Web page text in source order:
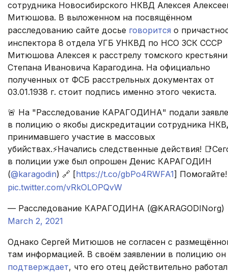
сотрудника Новосибирского НКВД Алексея
Митюшова. В выложенном на посвящённом
расследованию сайте досье говорится о
инспектора 8 отдела УГБ УНКВД по НСО ЗСК СССР
Митюшова Алексея к расстрелу томского
Степана Ивановича Карагодина. На официально
полученных от ФСБ расстрельных документах от
03.01.1938 г. стоит подпись именно этого чекиста.
🚨 На "Расследование КАРАГОДИНА" подали
в полицию о якобы дискредитации сотрудника
принимавшего участие в массовых
убийствах.⚡️Начались следственные действия!
в полиции уже был опрошен Денис КАРАГОДИН
(@karagodin) 🔗 [https://t.co/gbPo4RWFA1] Помогайте!
pic.twitter.com/vRkOLOPQvW
— Расследование КАРАГОДИНА (@KARAGODINorg)
March 2, 2021
Однако Сергей Митюшов не согласен с
там информацией. В своём заявлении в полицию он
подтверждает, что его отец действительно